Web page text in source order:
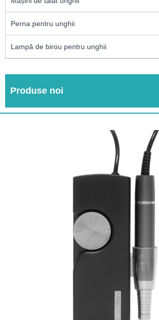
Perna pentru unghii
Lampă de birou pentru unghii
Produse noi